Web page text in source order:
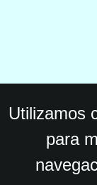
Utilizamos
para